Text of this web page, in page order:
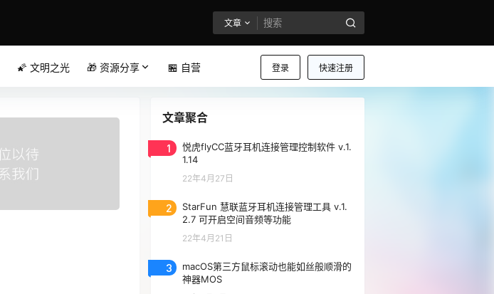
文章
登录 快速注册
🌠 文明之光 🎁 资源分享 🏪 自营
文章聚合
1
悦虎flyCC蓝牙耳机连接管理控制软件 v.1.
1.14
22年4月27日
2
StarFun 慧联蓝牙耳机连接管理工具 v.1.
2.7 可开启空间音频等功能
22年4月21日
3
macOS第三方鼠标滚动也能如丝般顺滑的
神器MOS